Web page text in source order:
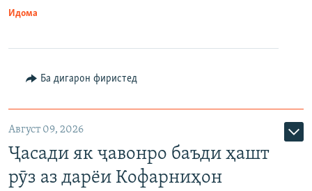
Идома
Ба дигарон фиристед
Август 09, 2026
Ҷасади як ҷавонро баъди ҳашт
рӯз аз дарёи Кофарниҳон